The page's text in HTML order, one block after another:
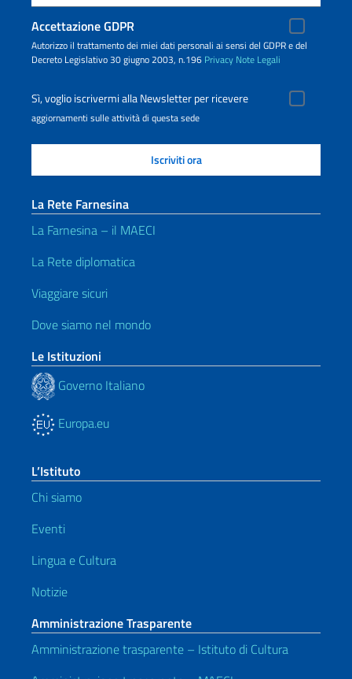
Accettazione GDPR
Autorizzo il trattamento dei miei dati personali ai sensi del GDPR e del
Decreto Legislativo 30 giugno 2003, n.196 Privacy Note Legali
Sì, voglio iscrivermi alla Newsletter per ricevere
aggiornamenti sulle attività di questa sede
La Rete Farnesina
La Farnesina – il MAECI
La Rete diplomatica
Viaggiare sicuri
Dove siamo nel mondo
Le Istituzioni
Governo Italiano
Europa.eu
L’Istituto
Chi siamo
Eventi
Lingua e Cultura
Notizie
Amministrazione Trasparente
Amministrazione trasparente – Istituto di Cultura